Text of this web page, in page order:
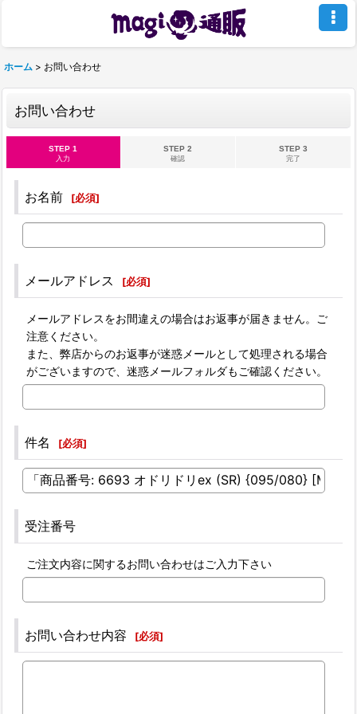
ホーム > お問い合わせ
お問い合わせ
STEP 1
入力
STEP 2
確認
STEP 3
完了
お名前 [必須]
メールアドレス [必須]
メールアドレスをお間違えの場合はお返事が届きません。ご
注意ください。
また、弊店からのお返事が迷惑メールとして処理される場合
がございますので、迷惑メールフォルダもご確認ください。
件名 [必須]
受注番号
ご注文内容に関するお問い合わせはご入力下さい
お問い合わせ内容 [必須]